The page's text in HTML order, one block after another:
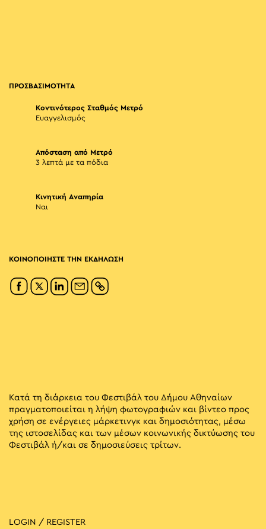
ΠΡΟΣΒΑΣΙΜΟΤΗΤΑ
Κοντινότερος Σταθμός Μετρό
Ευαγγελισμός
Απόσταση από Μετρό
3 λεπτά με τα πόδια
Κινητική Αναπηρία
Ναι
ΚΟΙΝΟΠΟΙΗΣΤΕ ΤΗΝ ΕΚΔΗΛΩΣΗ
Κατά τη διάρκεια του Φεστιβάλ του Δήμου Αθηναίων
πραγματοποιείται η λήψη φωτογραφιών και βίντεο προς
χρήση σε ενέργειες μάρκετινγκ και δημοσιότητας, μέσω
της ιστοσελίδας και των μέσων κοινωνικής δικτύωσης του
Φεστιβάλ ή/και σε δημοσιεύσεις τρίτων.
LOGIN / REGISTER